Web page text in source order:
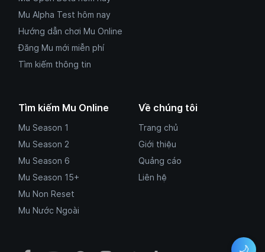
🌙
Mu Alpha Test hôm nay
Hướng dẫn chơi Mu Online
Đăng Mu mới miễn phí
Tìm kiếm thông tin
Tìm kiếm Mu Online
Mu Season 1
Mu Season 2
Mu Season 6
Mu Season 15+
Mu Non Reset
Mu Nước Ngoài
Về chúng tôi
Trang chủ
Giới thiệu
Quảng cáo
Liên hệ